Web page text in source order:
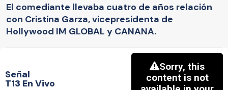
El comediante llevaba cuatro de años relación
con Cristina Garza, vicepresidenta de
Hollywood IM GLOBAL y CANANA.
Señal
T13 En Vivo